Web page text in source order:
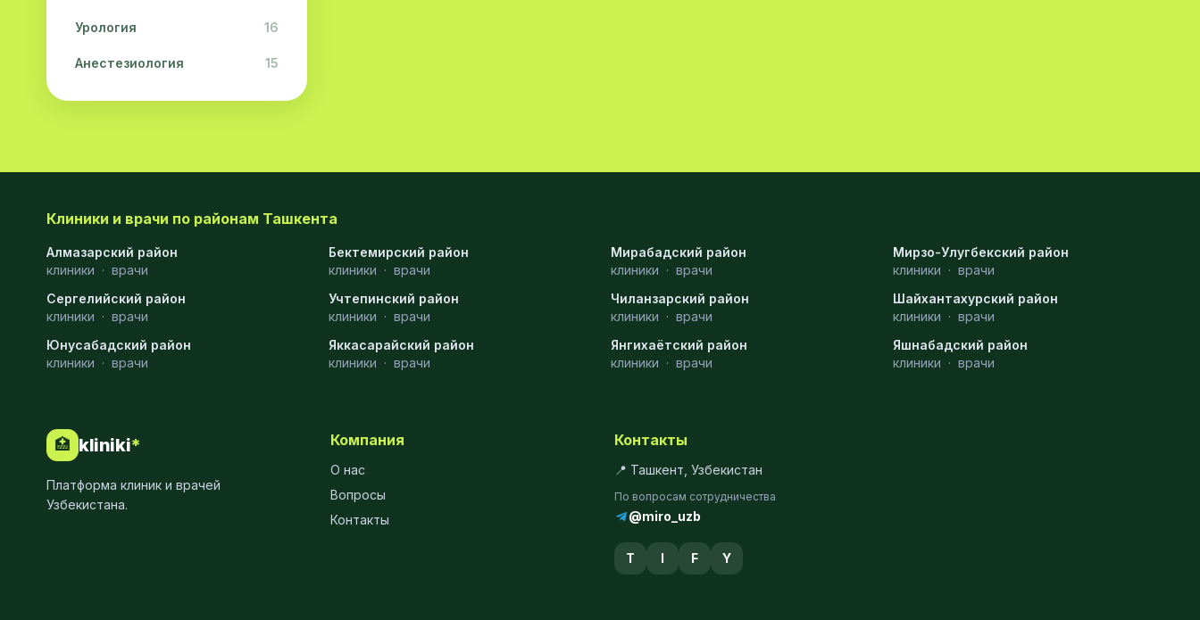
Урология 16
Анестезиология 15
Дерматология 15
Акушерство 13
Диагностика
Андрология
Стоматология
МРТ
Ортопедия
Клиники и врачи по районам Ташкента
Алмазарский район
клиники · врачи
Бектемирский район
клиники · врачи
Мирабадский район
клиники · врачи
Мирзо-Улугбекский район
клиники · врачи
Сергелийский район
клиники · врачи
Учтепинский район
клиники · врачи
Чиланзарский район
клиники · врачи
Шайхантахурский район
клиники · врачи
Юнусабадский район
клиники · врачи
Яккасарайский район
клиники · врачи
Янгихаётский район
клиники · врачи
Яшнабадский район
клиники · врачи
🏥 kliniki*
Платформа клиник и врачей
Узбекистана.
Компания
О нас
Вопросы
Контакты
Контакты
📍 Ташкент, Узбекистан
По вопросам сотрудничества
@miro_uzb
T I F Y